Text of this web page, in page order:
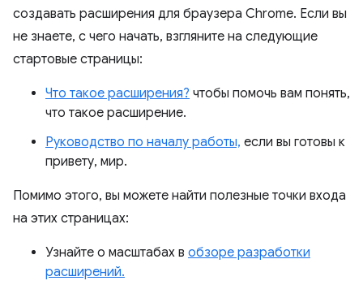
создавать расширения для браузера Chrome. Если вы
не знаете, с чего начать, взгляните на следующие
стартовые страницы:
Что такое расширения? чтобы помочь вам понять,
что такое расширение.
Руководство по началу работы, если вы готовы к
привету, мир.
Помимо этого, вы можете найти полезные точки входа
на этих страницах:
Узнайте о масштабах в обзоре разработки
расширений.